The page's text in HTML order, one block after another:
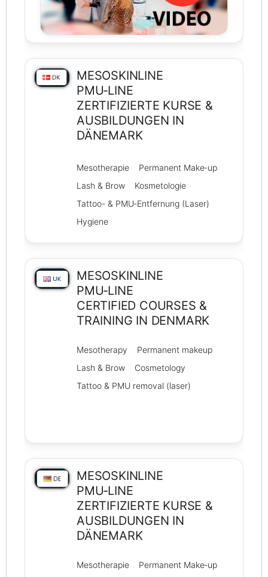
MESOSKINLINE
PMU‑LINE
ZERTIFIZIERTE KURSE &
AUSBILDUNGEN IN
DÄNEMARK
Mesotherapie
Permanent Make‑up
Lash & Brow
Kosmetologie
Tattoo- & PMU‑Entfernung (Laser)
Hygiene
MESOSKINLINE
PMU‑LINE
CERTIFIED COURSES &
TRAINING IN DENMARK
Mesotherapy
Permanent makeup
Lash & Brow
Cosmetology
Tattoo & PMU removal (laser)
MESOSKINLINE
PMU‑LINE
ZERTIFIZIERTE KURSE &
AUSBILDUNGEN IN
DÄNEMARK
Mesotherapie
Permanent Make‑up